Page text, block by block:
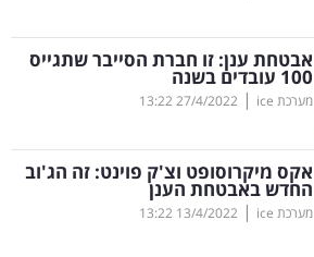
אבטחת ענן: זו חברת הסייבר שתגייס
100 עובדים בשנה
מערכת ice |
27/4/2022
13:22
אקס מיקרוסופט וצ'ק פוינט: זה הג'וב
החדש באבטחת הענן
מערכת ice |
13/4/2022
13:22